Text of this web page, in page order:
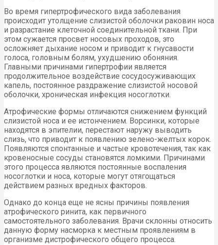
Во время гипертрофического вида заболевания
происходит утолщение слизистой оболочки раковин носа
и разрастание клеточной соединительной ткани. При
этом сужается просвет носовых проходов, это
осложняет дыхание носом и приводит к гнусавости
голоса, головным болям, ухудшению обоняния.
Главными причинами гипертрофии является
продолжительное воздействие сосудосуживающих
капель, постоянное раздражение слизистой носовой
оболочки, хроническая инфекция носоглотки.
Атрофические формы отличаются снижением функций
слизистой носа и ее истончением. Ворсинки, которые
находятся в эпителии, перестают наружу выводить
слизь, что приводит к появлению зелено-желтых корок.
Появляются спонтанные и частые кровотечения, так как
кровеносные сосуды становятся ломкими. Причинами
этого процесса являются постоянные воспаления
носоглотки и носа, которые могут отягощаться
действием разных вредных факторов.
Однако до конца еще не ясны причины появления
атрофического ринита, как первичного
самостоятельного заболевания. Врачи склонны относить
данную форму насморка к местным проявлениям в
организме дистрофического общего процесса.